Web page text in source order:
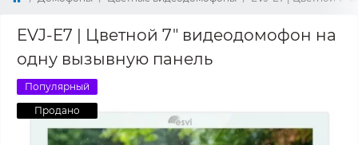
EVJ-E7 | Цветной 7" видеодомофон на
одну вызывную панель
Популярный
Продано